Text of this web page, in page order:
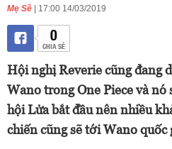
Mẹ Sề | 17:00 14/03/2019
0
CHIA SẺ
Hội nghị Reverie cũng đang
Wano trong One Piece và
hội Lửa bắt đầu nên nhiều
chiến cũng sẽ tới Wano quốc